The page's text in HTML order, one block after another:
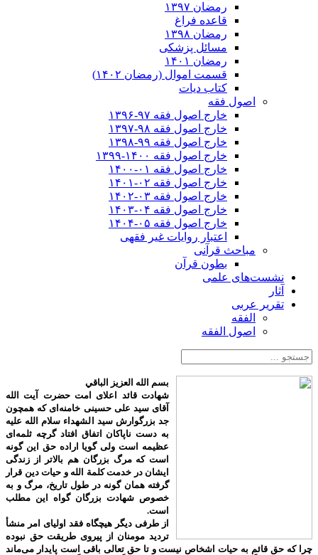
رمضان ۱۳۹۷
قاعده فراغ
رمضان ۱۳۹۸
مسائل پزشکی
رمضان ۱۴۰۱
قسمت اموال (رمضان ۱۴۰۲)
کتاب دیات
اصول فقه
خارج اصول فقه ۹۷-۱۳۹۶
خارج اصول فقه ۹۸-۱۳۹۷
خارج اصول فقه ۹۹-۱۳۹۸
خارج اصول فقه ۱۴۰۰-۱۳۹۹
خارج اصول فقه ۰۱-۱۴۰۰
خارج اصول فقه ۰۲-۱۴۰۱
خارج اصول فقه ۰۳-۱۴۰۲
خارج اصول فقه ۰۴-۱۴۰۳
خارج اصول فقه ۰۵-۱۴۰۴
اعتبار روایات غیر فقهی
مباحث قرآنی
بطون قرآن
نشست‌های علمی
آثار
تقریر عربی
الفقه
اصول الفقه
بسم الله العزیز الباقي
شهادت قائد اعلای امت حضرت آیت الله
آقای سید علی حسینی خامنه‌ای که همچون
جد بزرگوارش سید الشهداء سلام الله علیه
به دست ناپاکان اتفاق افتاد گرچه ثلمه‌ای
عظیمه است ولی گویا اراده حق این گونه
است که مرگ بزرگان هم بالاتر از زندگی
ایشان در خدمت کلمة الله و حیات دین قرار
گرفته همان گونه در طول تاریخ، مرگ و به
خصوص شهادت بزرگان گواه این مطلب
است.
از طرفی دیگر هیچگاه فقد اولیای امر منشأ
تردید مومنان از پیروی طریقت حق نبوده
چرا که حق قائم به حیات اشخاص نیست و تا حق تعالی باقی است پایدار می‌ماند